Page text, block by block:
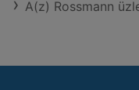
A(z) Rossmann